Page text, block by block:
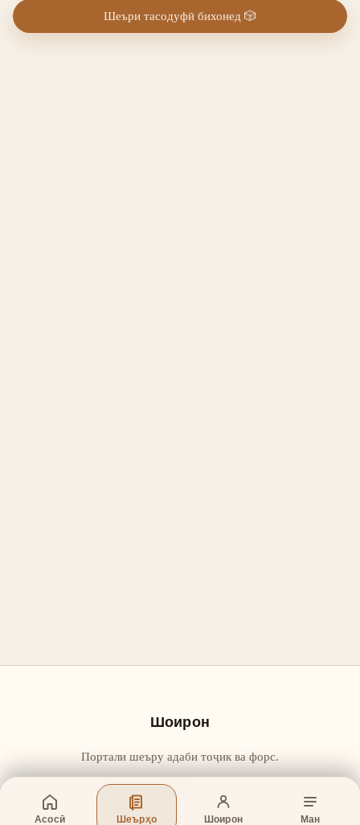
Асосӣ Шеърҳо Шоирон Ман
Шеъри тасодуфӣ бихонед 🎲
Шоирон
Портали шеъру адаби тоҷик ва форс.